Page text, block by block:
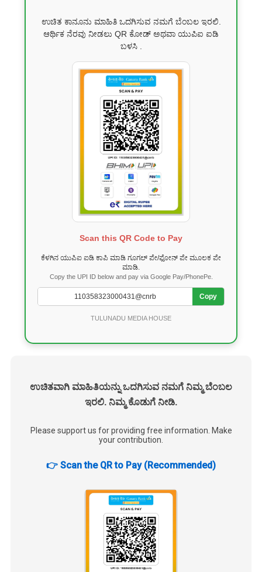
ಉಚಿತ ಕಾನೂನು ಮಾಹಿತಿ ಒದಗಿಸುವ ನಮಗೆ ಬೆಂಬಲ ಇರಲಿ.
ಆರ್ಥಿಕ ನೆರವು ನೀಡಲು QR ಕೋಡ್ ಅಥವಾ ಯುಪಿಐ ಐಡಿ
ಬಳಸಿ .
Scan this QR Code to Pay
ಕೆಳಗಿನ ಯುಪಿಐ ಐಡಿ ಕಾಪಿ ಮಾಡಿ ಗೂಗಲ್ ಪೇ/ಫೋನ್ ಪೇ ಮೂಲಕ ಪೇ
ಮಾಡಿ.
Copy the UPI ID below and pay via Google Pay/PhonePe.
Copy
TULUNADU MEDIA HOUSE
ಉಚಿತವಾಗಿ ಮಾಹಿತಿಯನ್ನು ಒದಗಿಸುವ ನಮಗೆ ನಿಮ್ಮ ಬೆಂಬಲ
ಇರಲಿ. ನಿಮ್ಮ ಕೊಡುಗೆ ನೀಡಿ.
Please support us for providing free information. Make
your contribution.
👉 Scan the QR to Pay (Recommended)